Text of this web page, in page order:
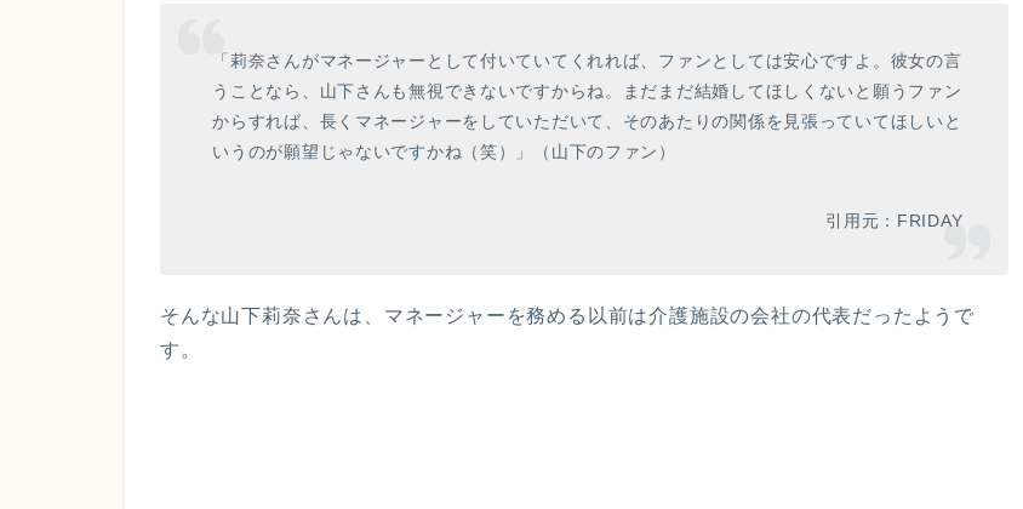
「莉奈さんがマネージャーとして付いていてくれれば、ファンとしては安心ですよ。彼女の言
うことなら、山下さんも無視できないですからね。まだまだ結婚してほしくないと願うファン
からすれば、長くマネージャーをしていただいて、そのあたりの関係を見張っていてほしいと
いうのが願望じゃないですかね（笑）」（山下のファン）
引用元：FRIDAY
そんな山下莉奈さんは、マネージャーを務める以前は介護施設の会社の代表だったようで
す。